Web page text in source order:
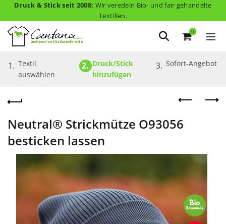
Druck & Stick seit 2008: Wir veredeln Bio- und fair gehandelte
Textilien.
0
1. Textil
auswählen
2. Druck/Stick
hinzufügen
3. Sofort-Angebot
Neutral® Strickmütze O93056
besticken lassen